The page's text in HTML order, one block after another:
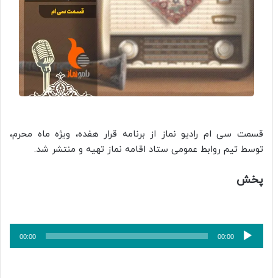
قسمت سی ام رادیو نماز از برنامه قرار هفده، ویژه ماه محرم،
توسط تیم روابط عمومی ستاد اقامه نماز تهیه و منتشر شد.
پخش
پخش‌کننده
صوت
00:00
00:00